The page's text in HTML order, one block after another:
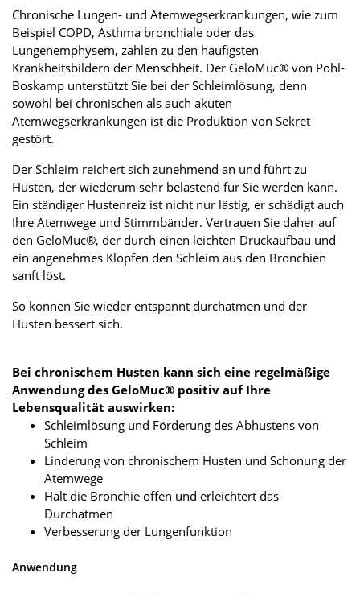
Chronische Lungen- und Atemwegserkrankungen, wie zum
Beispiel COPD, Asthma bronchiale oder das
Lungenemphysem, zählen zu den häufigsten
Krankheitsbildern der Menschheit. Der GeloMuc® von Pohl-
Boskamp unterstützt Sie bei der Schleimlösung, denn
sowohl bei chronischen als auch akuten
Atemwegserkrankungen ist die Produktion von Sekret
gestört.
Der Schleim reichert sich zunehmend an und führt zu
Husten, der wiederum sehr belastend für Sie werden kann.
Ein ständiger Hustenreiz ist nicht nur lästig, er schädigt auch
Ihre Atemwege und Stimmbänder. Vertrauen Sie daher auf
den GeloMuc®, der durch einen leichten Druckaufbau und
ein angenehmes Klopfen den Schleim aus den Bronchien
sanft löst.
So können Sie wieder entspannt durchatmen und der
Husten bessert sich.
Bei chronischem Husten kann sich eine regelmäßige
Anwendung des GeloMuc® positiv auf Ihre
Lebensqualität auswirken:
Schleimlösung und Förderung des Abhustens von
Schleim
Linderung von chronischem Husten und Schonung der
Atemwege
Hält die Bronchie offen und erleichtert das
Durchatmen
Verbesserung der Lungenfunktion
Anwendung